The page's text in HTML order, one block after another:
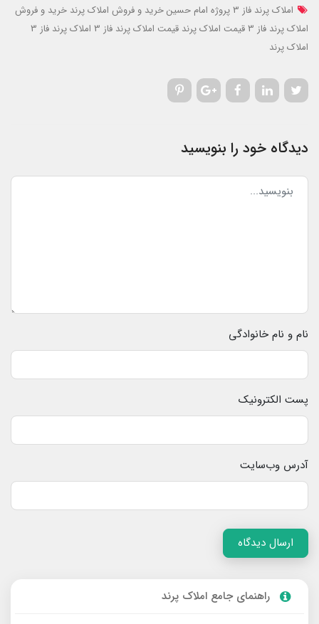
املاک پرند فاز 3 پروژه امام حسین
خرید و فروش املاک پرند خرید و فروش
املاک پرند فاز 3
قیمت املاک پرند قیمت املاک پرند فاز 3
املاک پرند فاز 3
املاک پرند
دیدگاه خود را بنویسید
نام و نام خانوادگی
پست الکترونیک
آدرس وب‌سایت
ارسال دیدگاه
راهنمای جامع املاک پرند